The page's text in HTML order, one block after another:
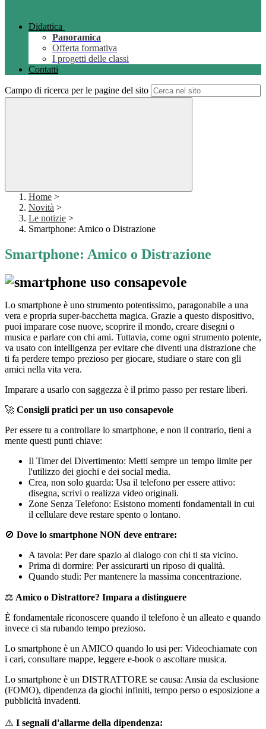
Didattica
Panoramica
Offerta formativa
I progetti delle classi
Contatti
Campo di ricerca per le pagine del sito
Home >
Novità >
Le notizie >
Smartphone: Amico o Distrazione
Smartphone: Amico o Distrazione
Lo smartphone è uno strumento potentissimo, paragonabile a una
vera e propria super-bacchetta magica. Grazie a questo dispositivo,
puoi imparare cose nuove, scoprire il mondo, creare disegni o
musica e parlare con chi ami. Tuttavia, come ogni strumento potente,
va usato con intelligenza per evitare che diventi una distrazione che
ti fa perdere tempo prezioso per giocare, studiare o stare con gli
amici nella vita vera.
Imparare a usarlo con saggezza è il primo passo per restare liberi.
🚀 Consigli pratici per un uso consapevole
Per essere tu a controllare lo smartphone, e non il contrario, tieni a
mente questi punti chiave:
Il Timer del Divertimento: Metti sempre un tempo limite per
l'utilizzo dei giochi e dei social media.
Crea, non solo guarda: Usa il telefono per essere attivo:
disegna, scrivi o realizza video originali.
Zone Senza Telefono: Esistono momenti fondamentali in cui
il cellulare deve restare spento o lontano.
🚫 Dove lo smartphone NON deve entrare:
A tavola: Per dare spazio al dialogo con chi ti sta vicino.
Prima di dormire: Per assicurarti un riposo di qualità.
Quando studi: Per mantenere la massima concentrazione.
⚖️ Amico o Distrattore? Impara a distinguere
È fondamentale riconoscere quando il telefono è un alleato e quando
invece ci sta rubando tempo prezioso.
Lo smartphone è un AMICO quando lo usi per: Videochiamate con
i cari, consultare mappe, leggere e-book o ascoltare musica.
Lo smartphone è un DISTRATTORE se causa: Ansia da esclusione
(FOMO), dipendenza da giochi infiniti, tempo perso o esposizione a
pubblicità invadenti.
⚠️ I segnali d'allarme della dipendenza: